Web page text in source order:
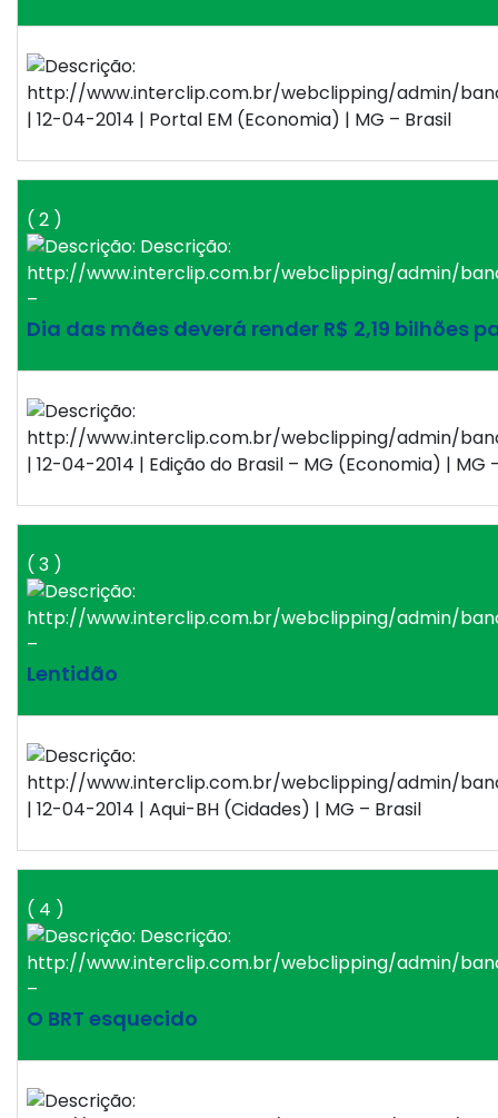
| 12-04-2014 | Portal EM (Economia) | MG – Brasil
( 2 )
–
Dia das mães deverá render R$ 2,19 bilhões
| 12-04-2014 | Edição do Brasil – MG (Economia) | MG
( 3 )
–
Lentidão
| 12-04-2014 | Aqui-BH (Cidades) | MG – Brasil
( 4 )
–
O BRT esquecido